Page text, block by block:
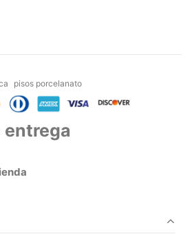
pisos porcelanato
entrega